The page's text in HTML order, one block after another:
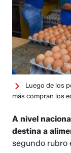
Luego de los
más compran los
A nivel
destina a
segundo rubro